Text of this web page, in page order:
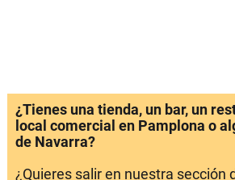
¿Tienes una tienda, un bar, un
local comercial en Pamplona o
de Navarra?
¿Quieres salir en nuestra sección